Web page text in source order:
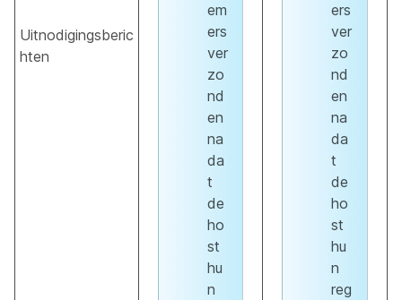
Uitnodigingsberic
hten
em
ers
ver
zo
nd
en
na
da
t
de
ho
st
hu
n
ers
ver
zo
nd
en
na
da
t
de
ho
st
hu
n
reg